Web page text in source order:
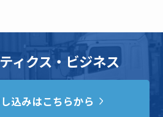
ィクス・ビジネス
込みはこちらから